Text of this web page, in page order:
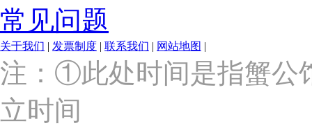
常见问题
关于我们 | 发票制度 | 联系我们 | 网站地图 |
上
海
市
浦
东
注：①此处时间是指蟹公
立时间